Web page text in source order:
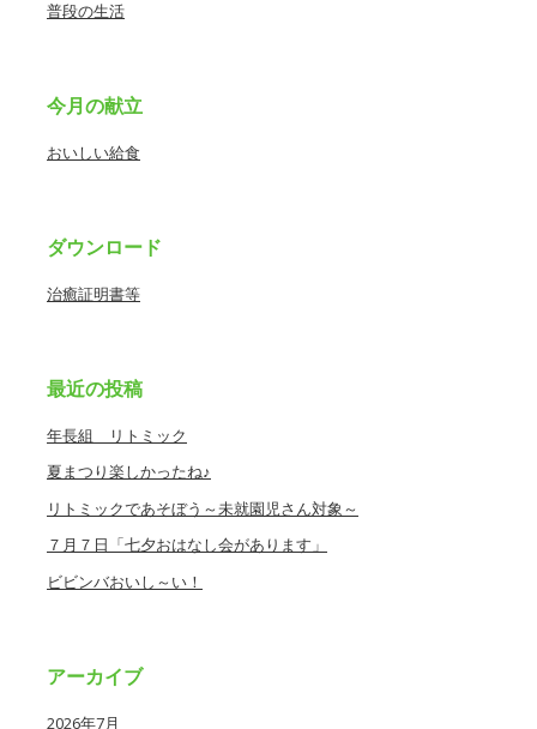
普段の生活
今月の献立
おいしい給食
ダウンロード
治癒証明書等
最近の投稿
年長組 リトミック
夏まつり楽しかったね♪
リトミックであそぼう～未就園児さん対象～
７月７日「七夕おはなし会があります」
ビビンバおいし～い！
アーカイブ
2026年7月